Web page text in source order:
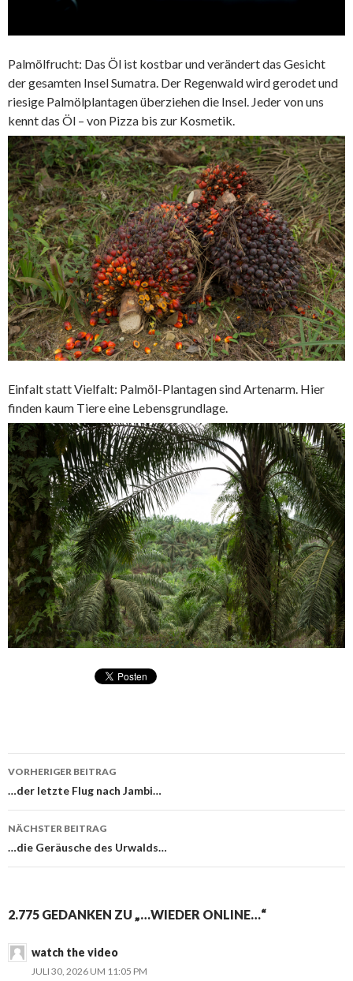
Palmölfrucht: Das Öl ist kostbar und verändert das Gesicht
der gesamten Insel Sumatra. Der Regenwald wird gerodet und
riesige Palmölplantagen überziehen die Insel. Jeder von uns
kennt das Öl – von Pizza bis zur Kosmetik.
Einfalt statt Vielfalt: Palmöl-Plantagen sind Artenarm. Hier
finden kaum Tiere eine Lebensgrundlage.
Beitragsnavigation
VORHERIGER BEITRAG
…der letzte Flug nach Jambi…
NÄCHSTER BEITRAG
…die Geräusche des Urwalds…
2.775 GEDANKEN ZU „…WIEDER ONLINE…“
watch the video
JULI 30, 2026 UM 11:05 PM